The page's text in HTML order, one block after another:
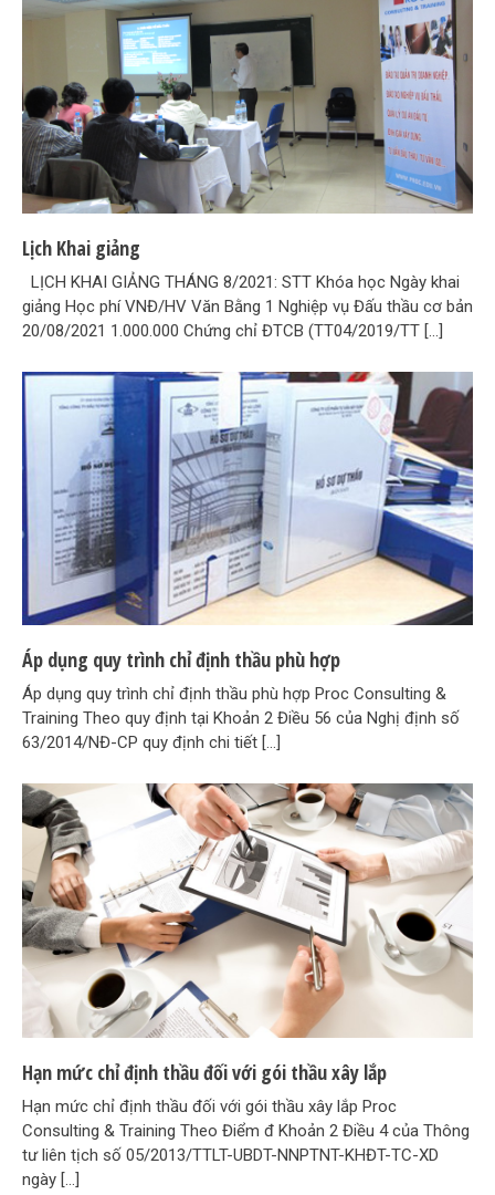
Lịch Khai giảng
LỊCH KHAI GIẢNG THÁNG 8/2021: STT Khóa học Ngày khai
giảng Học phí VNĐ/HV Văn Bằng 1 Nghiệp vụ Đấu thầu cơ bản
20/08/2021 1.000.000 Chứng chỉ ĐTCB (TT04/2019/TT […]
Áp dụng quy trình chỉ định thầu phù hợp
Áp dụng quy trình chỉ định thầu phù hợp Proc Consulting &
Training Theo quy định tại Khoản 2 Điều 56 của Nghị định số
63/2014/NĐ-CP quy định chi tiết […]
Hạn mức chỉ định thầu đối với gói thầu xây lắp
Hạn mức chỉ định thầu đối với gói thầu xây lắp Proc
Consulting & Training Theo Điểm đ Khoản 2 Điều 4 của Thông
tư liên tịch số 05/2013/TTLT-UBDT-NNPTNT-KHĐT-TC-XD
ngày […]